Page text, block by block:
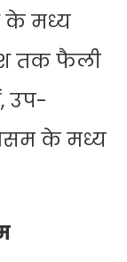
के मध्य
तक फैली
उप-
के मध्य